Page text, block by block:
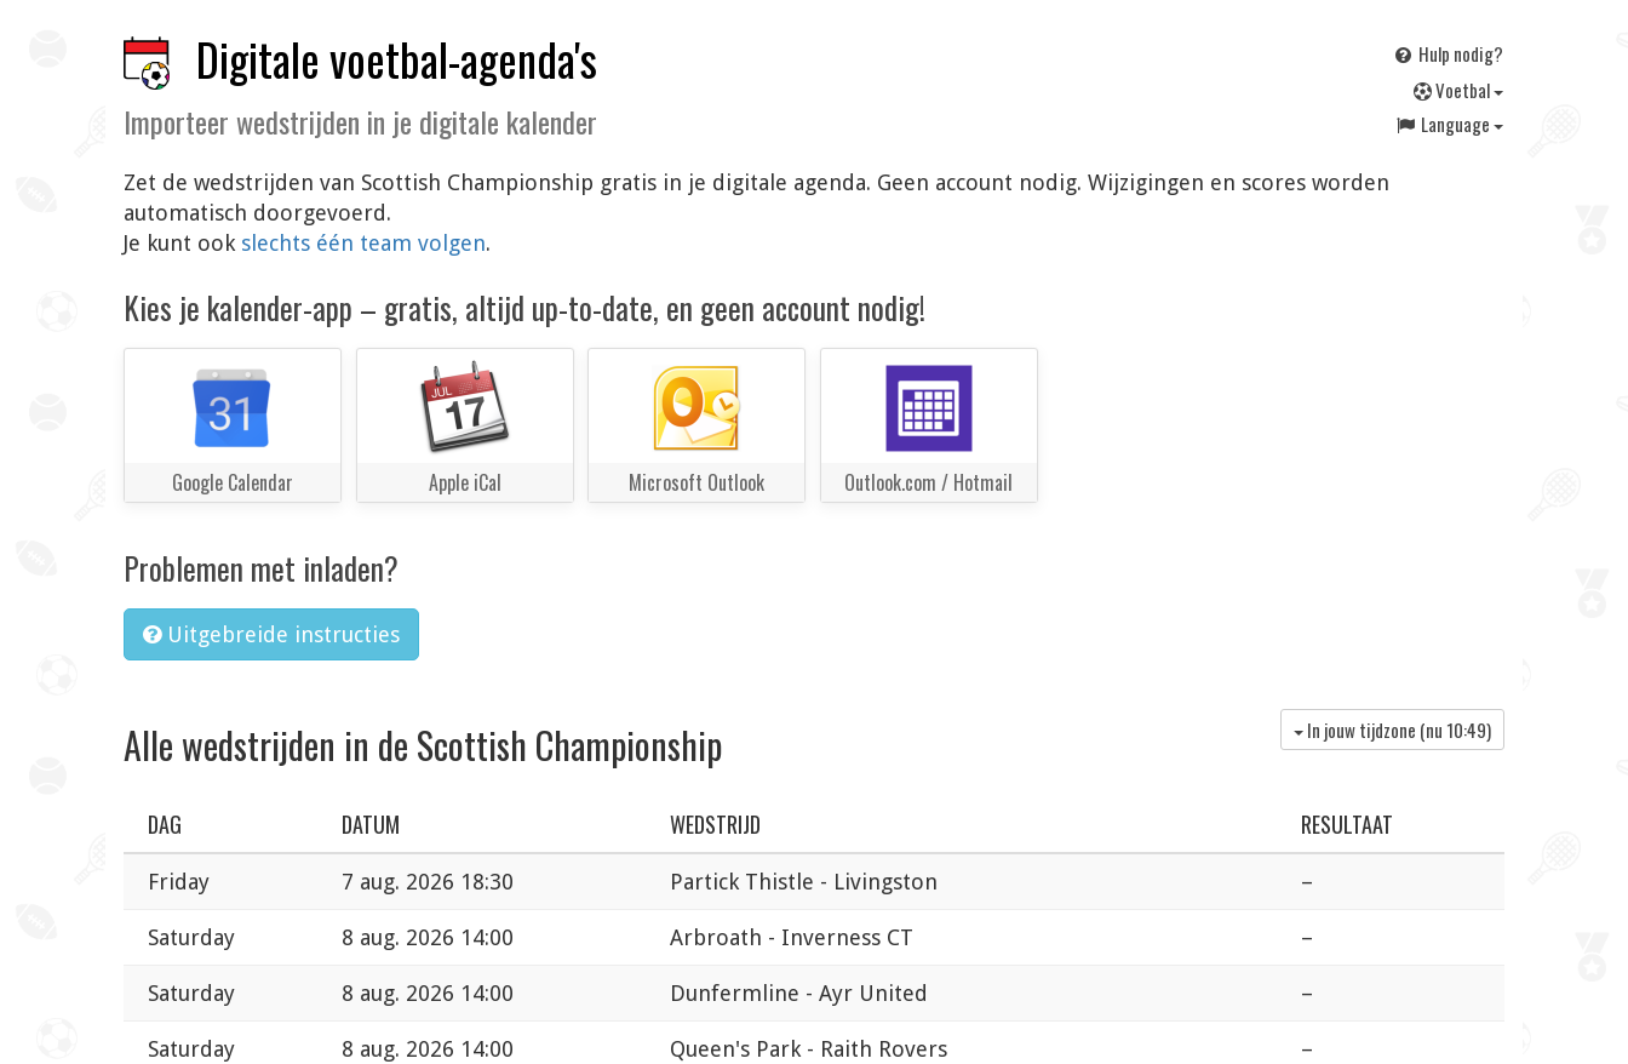
Digitale voetbal-agenda's
Importeer wedstrijden in je digitale kalender
Hulp nodig?
Voetbal
Language
Zet de wedstrijden van Scottish Championship gratis in je digitale agenda. Geen account nodig. Wijzigingen en scores worden
automatisch doorgevoerd.
Je kunt ook slechts één team volgen.
Kies je kalender-app – gratis, altijd up-to-date, en geen account nodig!
Google Calendar Apple iCal Microsoft Outlook Outlook.com / Hotmail
Problemen met inladen?
Uitgebreide instructies
Alle wedstrijden in de Scottish Championship In jouw tijdzone (nu 10:49)
DAG DATUM WEDSTRIJD RESULTAAT
Friday 7 aug. 2026 18:30 Partick Thistle - Livingston –
Saturday 8 aug. 2026 14:00 Arbroath - Inverness CT –
Saturday 8 aug. 2026 14:00 Dunfermline - Ayr United –
Saturday 8 aug. 2026 14:00 Queen's Park - Raith Rovers –